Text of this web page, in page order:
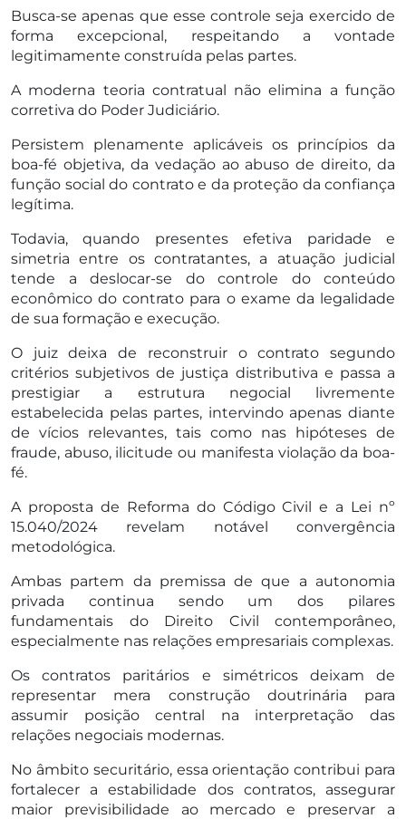
Busca-se apenas que esse controle seja exercido de
forma excepcional, respeitando a vontade
legitimamente construída pelas partes.
A moderna teoria contratual não elimina a função
corretiva do Poder Judiciário.
Persistem plenamente aplicáveis os princípios da
boa-fé objetiva, da vedação ao abuso de direito, da
função social do contrato e da proteção da confiança
legítima.
Todavia, quando presentes efetiva paridade e
simetria entre os contratantes, a atuação judicial
tende a deslocar-se do controle do conteúdo
econômico do contrato para o exame da legalidade
de sua formação e execução.
O juiz deixa de reconstruir o contrato segundo
critérios subjetivos de justiça distributiva e passa a
prestigiar a estrutura negocial livremente
estabelecida pelas partes, intervindo apenas diante
de vícios relevantes, tais como nas hipóteses de
fraude, abuso, ilicitude ou manifesta violação da boa-
fé.
A proposta de Reforma do Código Civil e a Lei nº
15.040/2024 revelam notável convergência
metodológica.
Ambas partem da premissa de que a autonomia
privada continua sendo um dos pilares
fundamentais do Direito Civil contemporâneo,
especialmente nas relações empresariais complexas.
Os contratos paritários e simétricos deixam de
representar mera construção doutrinária para
assumir posição central na interpretação das
relações negociais modernas.
No âmbito securitário, essa orientação contribui para
fortalecer a estabilidade dos contratos, assegurar
maior previsibilidade ao mercado e preservar a